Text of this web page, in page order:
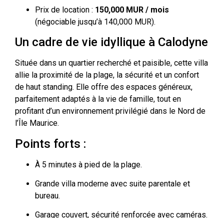
Prix de location : 150,000 MUR / mois
(négociable jusqu’à 140,000 MUR).
Un cadre de vie idyllique à Calodyne
Située dans un quartier recherché et paisible, cette villa
allie la proximité de la plage, la sécurité et un confort
de haut standing. Elle offre des espaces généreux,
parfaitement adaptés à la vie de famille, tout en
profitant d’un environnement privilégié dans le Nord de
l’Île Maurice.
Points forts :
À 5 minutes à pied de la plage.
Grande villa moderne avec suite parentale et
bureau.
Garage couvert, sécurité renforcée avec caméras.